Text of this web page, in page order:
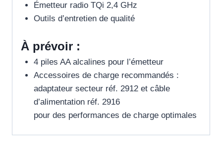
Émetteur radio TQi 2,4 GHz
Outils d’entretien de qualité
À prévoir :
4 piles AA alcalines pour l’émetteur
Accessoires de charge recommandés :
adaptateur secteur réf. 2912 et câble
d’alimentation réf. 2916
pour des performances de charge optimales